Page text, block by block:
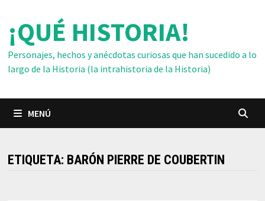
contenido
¡QUÉ HISTORIA!
Personajes, hechos y anécdotas curiosas que han sucedido a lo
largo de la Historia (la intrahistoria de la Historia)
MENÚ
ETIQUETA: BARÓN PIERRE DE COUBERTIN